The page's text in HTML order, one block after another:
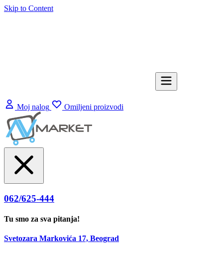
Skip to Content
Moj nalog Omiljeni proizvodi
062/625-444
Tu smo za sva pitanja!
Svetozara Markovića 17, Beograd